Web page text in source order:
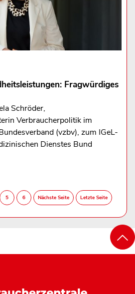
Fragwürdiges
Schröder,
Verbraucherpolitik im
(vzbv), zum IGeL-
Dienstes Bund